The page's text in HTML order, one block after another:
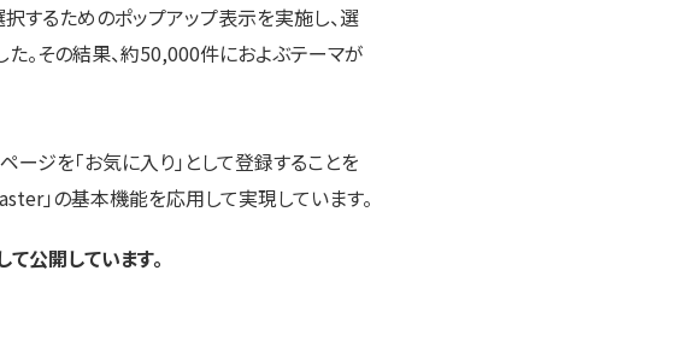
するためのポップアップ表示を実施し、選
。その結果、約50,000件におよぶテーマが
ジを「お気に入り」として登録することを
」の基本機能を応用して実現しています。
公開しています。